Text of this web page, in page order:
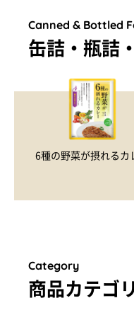
Canned & Bottled
缶詰・瓶詰
6種の野菜が摂れるカ
Category
商品カテゴリ